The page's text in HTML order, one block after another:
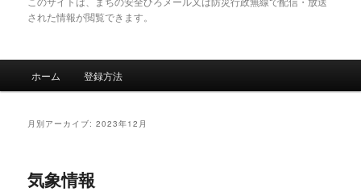
された情報が閲覧できます。
ホーム 登録方法
月別アーカイブ:2023年12月
気象情報